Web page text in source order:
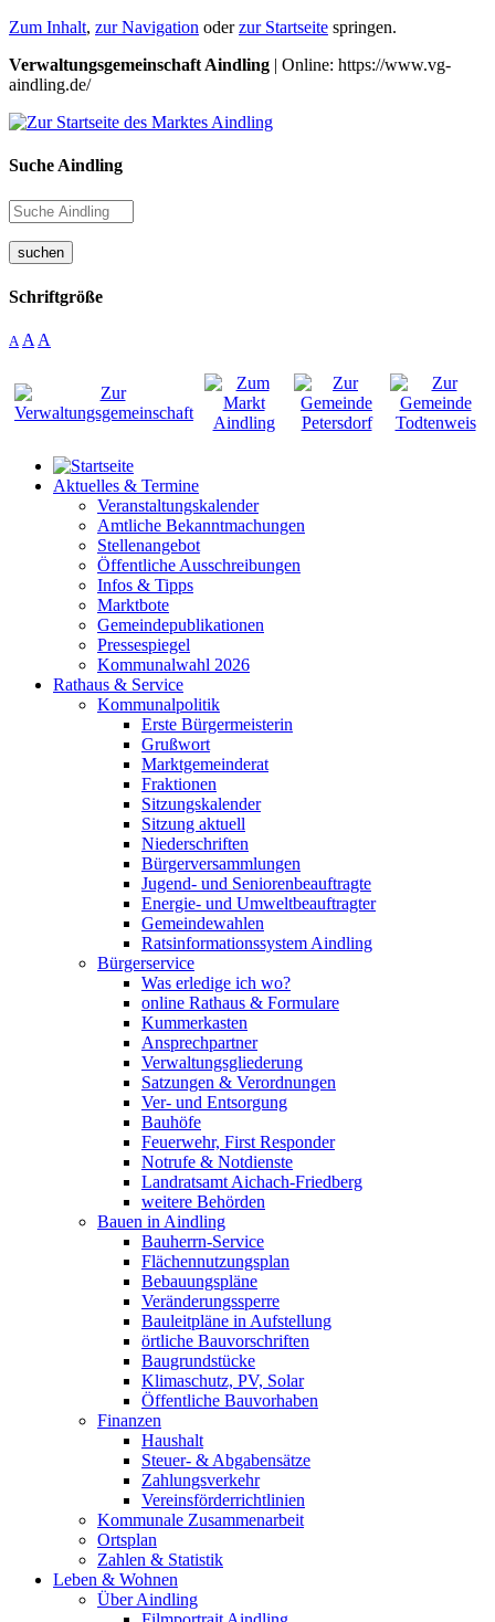
Zum Inhalt, zur Navigation oderzur Startseite springen.
Verwaltungsgemeinschaft Aindling | Online: https://www.vg-
aindling.de/
Suche Aindling
suchen
Schriftgröße
A A A
Aktuelles & Termine
Veranstaltungskalender
Amtliche Bekanntmachungen
Stellenangebot
Öffentliche Ausschreibungen
Infos & Tipps
Marktbote
Gemeindepublikationen
Pressespiegel
Kommunalwahl 2026
Rathaus & Service
Kommunalpolitik
Erste Bürgermeisterin
Grußwort
Marktgemeinderat
Fraktionen
Sitzungskalender
Sitzung aktuell
Niederschriften
Bürgerversammlungen
Jugend- und Seniorenbeauftragte
Energie- und Umweltbeauftragter
Gemeindewahlen
Ratsinformationssystem Aindling
Bürgerservice
Was erledige ich wo?
online Rathaus & Formulare
Kummerkasten
Ansprechpartner
Verwaltungsgliederung
Satzungen & Verordnungen
Ver- und Entsorgung
Bauhöfe
Feuerwehr, First Responder
Notrufe & Notdienste
Landratsamt Aichach-Friedberg
weitere Behörden
Bauen in Aindling
Bauherrn-Service
Flächennutzungsplan
Bebauungspläne
Veränderungssperre
Bauleitpläne in Aufstellung
örtliche Bauvorschriften
Baugrundstücke
Klimaschutz, PV, Solar
Öffentliche Bauvorhaben
Finanzen
Haushalt
Steuer- & Abgabensätze
Zahlungsverkehr
Vereinsförderrichtlinien
Kommunale Zusammenarbeit
Ortsplan
Zahlen & Statistik
Leben & Wohnen
Über Aindling